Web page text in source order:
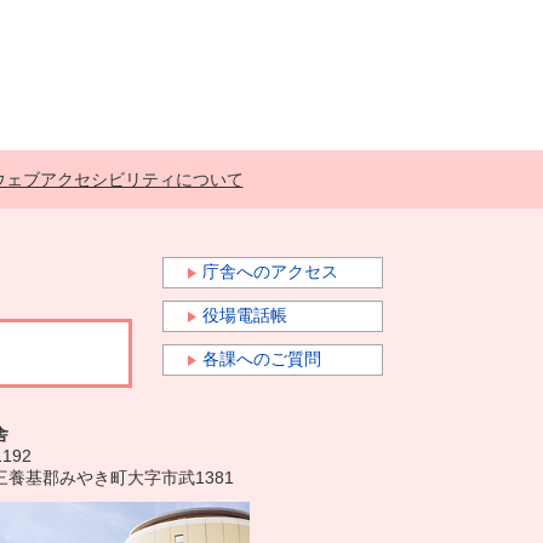
ェブアクセシビリティについて
庁舎へのアクセス
役場電話帳
各課へのご質問
養基郡みやき町大字市武1381